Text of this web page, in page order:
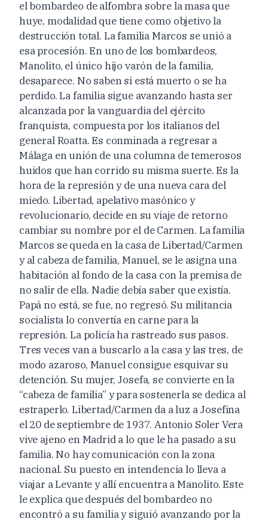
el bombardeo de alfombra sobre la masa que
huye, modalidad que tiene como objetivo la
destrucción total. La familia Marcos se unió a
esa procesión. En uno de los bombardeos,
Manolito, el único hijo varón de la familia,
desaparece. No saben si está muerto o se ha
perdido. La familia sigue avanzando hasta ser
alcanzada por la vanguardia del ejército
franquista, compuesta por los italianos del
general Roatta. Es conminada a regresar a
Málaga en unión de una columna de temerosos
huidos que han corrido su misma suerte. Es la
hora de la represión y de una nueva cara del
miedo. Libertad, apelativo masónico y
revolucionario, decide en su viaje de retorno
cambiar su nombre por el de Carmen. La familia
Marcos se queda en la casa de Libertad/Carmen
y al cabeza de familia, Manuel, se le asigna una
habitación al fondo de la casa con la premisa de
no salir de ella. Nadie debía saber que existía.
Papá no está, se fue, no regresó. Su militancia
socialista lo convertía en carne para la
represión. La policía ha rastreado sus pasos.
Tres veces van a buscarlo a la casa y las tres, de
modo azaroso, Manuel consigue esquivar su
detención. Su mujer, Josefa, se convierte en la
“cabeza de familia” y para sostenerla se dedica al
estraperlo. Libertad/Carmen da a luz a Josefina
el 20 de septiembre de 1937. Antonio Soler Vera
vive ajeno en Madrid a lo que le ha pasado a su
familia. No hay comunicación con la zona
nacional. Su puesto en intendencia lo lleva a
viajar a Levante y allí encuentra a Manolito. Este
le explica que después del bombardeo no
encontró a su familia y siguió avanzando por la